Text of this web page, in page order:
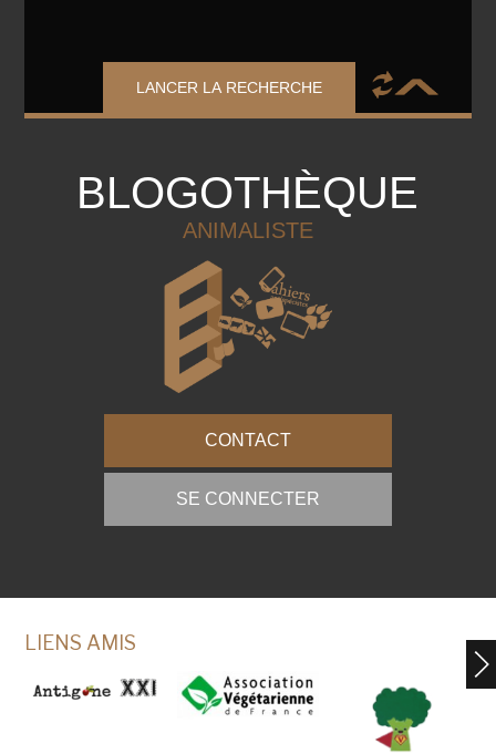
LANCER LA RECHERCHE
BLOGOTHÈQUE
ANIMALISTE
CONTACT
SE CONNECTER
LIENS AMIS